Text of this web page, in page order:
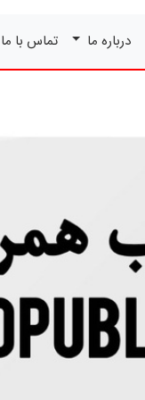
درباره ما تماس با